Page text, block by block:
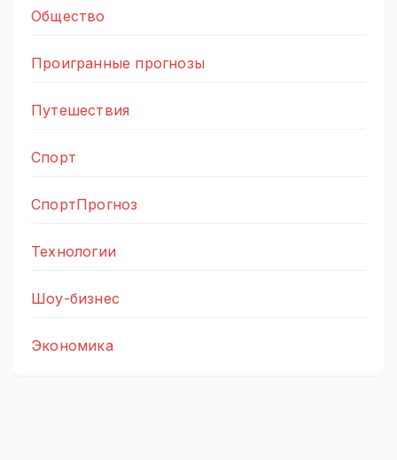
Общество
Проигранные прогнозы
Путешествия
Спорт
СпортПрогноз
Технологии
Шоу-бизнес
Экономика